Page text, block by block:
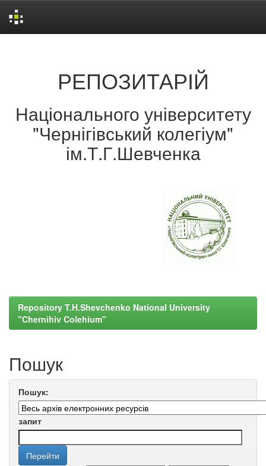
РЕПОЗИТАРІЙ
Національного університету
"Чернігівський колегіум"
ім.Т.Г.Шевченка
Repository T.H.Shevchenko National University
"Chernihiv Colehium"
Пошук
Пошук:
запит